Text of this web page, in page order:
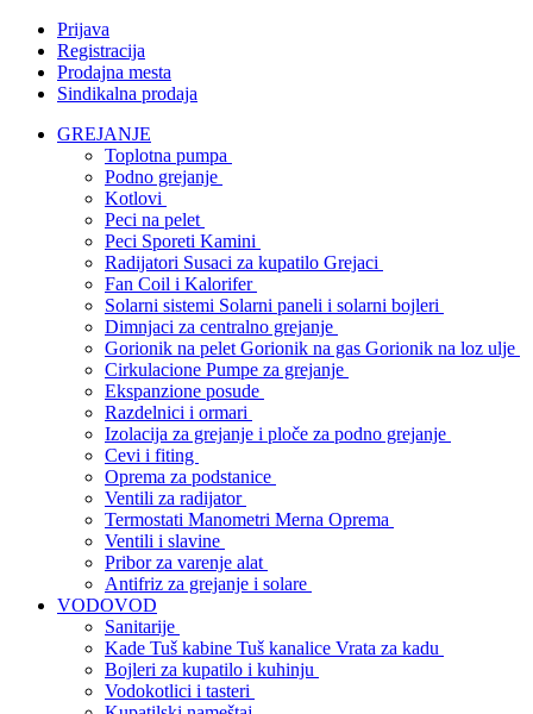
Prijava
Registracija
Prodajna mesta
Sindikalna prodaja
GREJANJE
Toplotna pumpa
Podno grejanje
Kotlovi
Peci na pelet
Peci Sporeti Kamini
Radijatori Susaci za kupatilo Grejaci
Fan Coil i Kalorifer
Solarni sistemi Solarni paneli i solarni bojleri
Dimnjaci za centralno grejanje
Gorionik na pelet Gorionik na gas Gorionik na loz ulje
Cirkulacione Pumpe za grejanje
Ekspanzione posude
Razdelnici i ormari
Izolacija za grejanje i ploče za podno grejanje
Cevi i fiting
Oprema za podstanice
Ventili za radijator
Termostati Manometri Merna Oprema
Ventili i slavine
Pribor za varenje alat
Antifriz za grejanje i solare
VODOVOD
Sanitarije
Kade Tuš kabine Tuš kanalice Vrata za kadu
Bojleri za kupatilo i kuhinju
Vodokotlici i tasteri